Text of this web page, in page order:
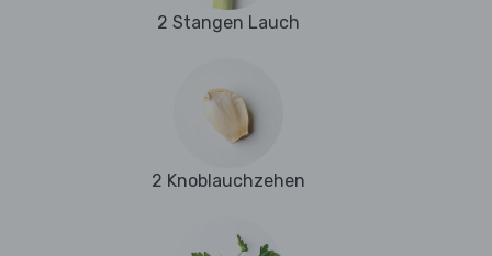
2 Stangen Lauch
2 Knoblauchzehen